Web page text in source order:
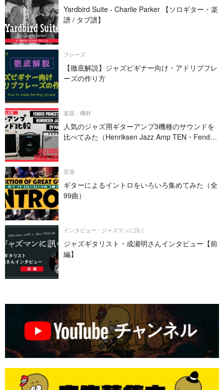
Yardbird Suite - Charlie Parker 【ソロギター・楽
譜 / タブ譜】
フレーズ
【徹底解説】ジャズビギナー向け・アドリブフレ
ーズの作り方
楽器・機材
人気のジャズ用ギターアンプ3機種のサウンドを
比べてみた（Henriksen Jazz Amp TEN・Fender
音源
ギターによるイントロをいろいろ集めてみた（全
99曲）
インタビュー - ジャズマンに訊く
ジャズギタリスト・成瀬明さんインタビュー【前
編】